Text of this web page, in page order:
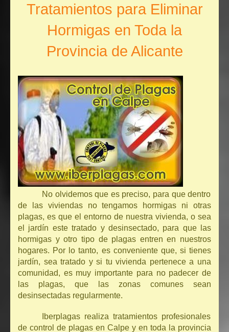
Tratamientos para Eliminar
Hormigas en Toda la
Provincia de Alicante
No olvidemos que es preciso, para que dentro
de las viviendas no tengamos hormigas ni otras
plagas, es que el entorno de nuestra vivienda, o sea
el jardín este tratado y desinsectado, para que las
hormigas y otro tipo de plagas entren en nuestros
hogares. Por lo tanto, es conveniente que, si tienes
jardín, sea tratado y si tu vivienda pertenece a una
comunidad, es muy importante para no padecer de
las plagas, que las zonas comunes sean
desinsectadas regularmente.
Iberplagas realiza tratamientos profesionales
de control de plagas en Calpe y en toda la provincia